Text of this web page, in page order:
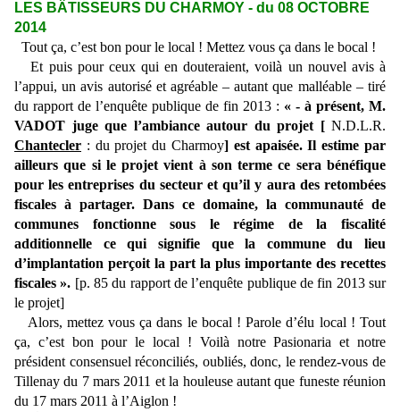
LES BÂTISSEURS DU CHARMOY - du 08 OCTOBRE
2014
Tout ça, c’est bon pour le local ! Mettez vous ça dans le bocal !
Et puis pour ceux qui en douteraient, voilà un nouvel avis à
l’appui, un avis autorisé et agréable – autant que malléable – tiré
du rapport de l’enquête publique de fin 2013 : « - à présent, M.
VADOT juge que l’ambiance autour du projet [ N.D.L.R.
Chantecler : du projet du Charmoy] est apaisée. Il estime par
ailleurs que si le projet vient à son terme ce sera bénéfique
pour les entreprises du secteur et qu’il y aura des retombées
fiscales à partager. Dans ce domaine, la communauté de
communes fonctionne sous le régime de la fiscalité
additionnelle ce qui signifie que la commune du lieu
d’implantation perçoit la part la plus importante des recettes
fiscales ». [p. 85 du rapport de l’enquête publique de fin 2013 sur
le projet]
Alors, mettez vous ça dans le bocal ! Parole d’élu local ! Tout
ça, c’est bon pour le local ! Voilà notre Pasionaria et notre
président consensuel réconciliés, oubliés, donc, le rendez-vous de
Tillenay du 7 mars 2011 et la houleuse autant que funeste réunion
du 17 mars 2011 à l’Aiglon !